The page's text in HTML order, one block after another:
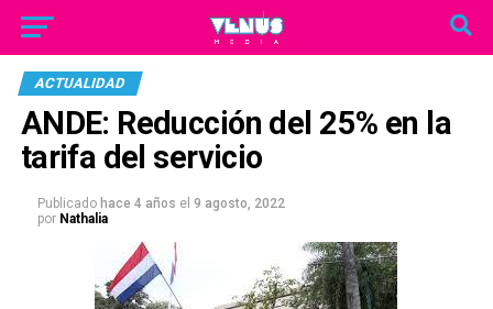
ACTUALIDAD
ANDE: Reducción del 25% en la
tarifa del servicio
Publicado hace 4 años el 9 agosto, 2022
por Nathalia